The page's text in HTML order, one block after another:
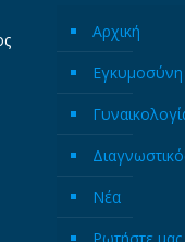
Αρχική
Εγκυμοσύνη
Νέα